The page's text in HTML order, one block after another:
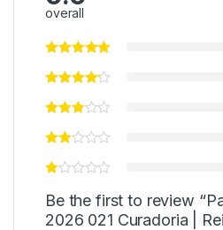
overall
Be the first to review
2026 021 Curadoria |